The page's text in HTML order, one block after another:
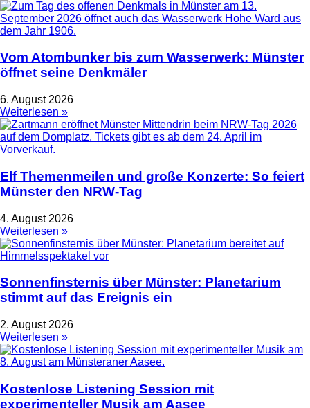
Vom Atombunker bis zum Wasserwerk: Münster
öffnet seine Denkmäler
6. August 2026
Weiterlesen »
Elf Themenmeilen und große Konzerte: So feiert
Münster den NRW-Tag
4. August 2026
Weiterlesen »
Sonnenfinsternis über Münster: Planetarium
stimmt auf das Ereignis ein
2. August 2026
Weiterlesen »
Kostenlose Listening Session mit
experimenteller Musik am Aasee